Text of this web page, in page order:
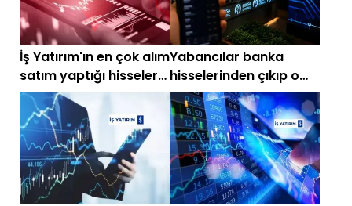
İş Yatırım'ın en çok alım
satım yaptığı hisseler
belli oldu
Yabancılar banka
hisselerinden çıkıp o
hisselere yöneldi!